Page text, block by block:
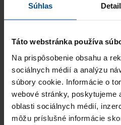
Súhlas
Táto webstránka používa
Na prispôsobenie obsahu a
sociálnych médií a analýzu
súbory cookie. Informácie o
webové stránky, poskytujeme
oblasti sociálnych médií,
môžu príslušné informácie
"S personálnou spoločnosťou PRO
Úspešne obsadené pozície:
Andrej Bajúsz, Ing.
Managing Director, Process
,,Agentúru PRO Business Solutions
prezentácie na webe. Od prvého
profesionálne. Okrem tejto